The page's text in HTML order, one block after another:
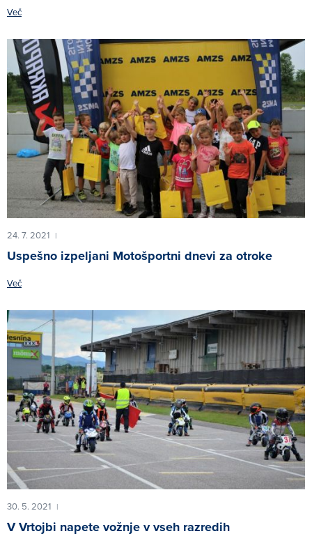
Več
24. 7. 2021 |
Uspešno izpeljani Motošportni dnevi za otroke
Več
30. 5. 2021 |
V Vrtojbi napete vožnje v vseh razredih